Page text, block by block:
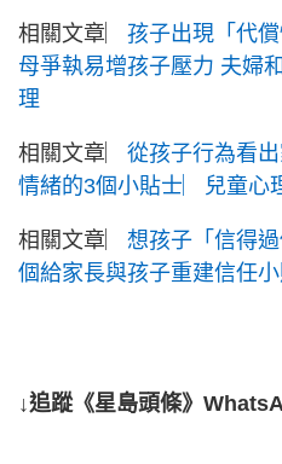
相關文章︳ 孩子出現「代
母爭執易增孩子壓力 夫婦
理
相關文章︳ 從孩子行為看
情緒的3個小貼士︳兒童心
相關文章︳ 想孩子「信得
個給家長與孩子重建信任
↓追蹤《星島頭條》